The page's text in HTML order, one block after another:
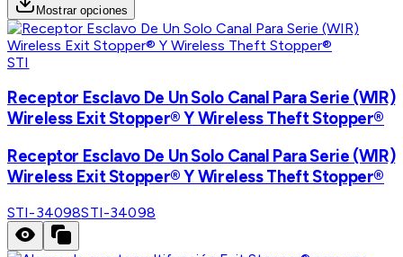
Mostrar opciones
STI
Receptor Esclavo De Un Solo Canal Para Serie (WIR)
Wireless Exit Stopper® Y Wireless Theft Stopper®
Receptor Esclavo De Un Solo Canal Para Serie (WIR)
Wireless Exit Stopper® Y Wireless Theft Stopper®
STI-34098STI-34098